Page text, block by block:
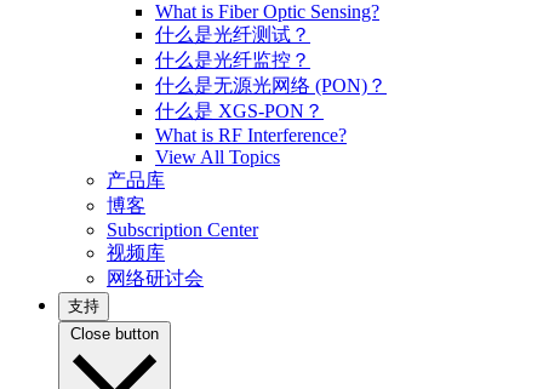
What is Fiber Optic Sensing?
什么是光纤测试？
什么是光纤监控？
什么是无源光网络 (PON)？
什么是 XGS-PON？
What is RF Interference?
View All Topics
产品库
博客
Subscription Center
视频库
网络研讨会
支持
Close button